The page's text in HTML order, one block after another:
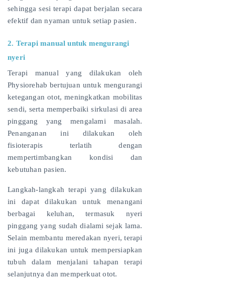
sehingga sesi terapi dapat berjalan secara
efektif dan nyaman untuk setiap pasien.
2. Terapi manual untuk mengurangi
nyeri
Terapi manual yang dilakukan oleh
Physiorehab bertujuan untuk mengurangi
ketegangan otot, meningkatkan mobilitas
sendi, serta memperbaiki sirkulasi di area
pinggang yang mengalami masalah.
Penanganan ini dilakukan oleh
fisioterapis terlatih dengan
mempertimbangkan kondisi dan
kebutuhan pasien.
Langkah-langkah terapi yang dilakukan
ini dapat dilakukan untuk menangani
berbagai keluhan, termasuk nyeri
pinggang yang sudah dialami sejak lama.
Selain membantu meredakan nyeri, terapi
ini juga dilakukan untuk mempersiapkan
tubuh dalam menjalani tahapan terapi
selanjutnya dan memperkuat otot.